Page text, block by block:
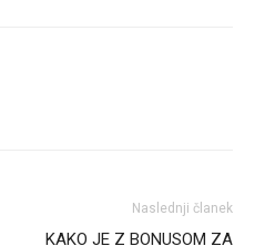
Naslednji članek
KAKO JE Z BONUSOM ZA